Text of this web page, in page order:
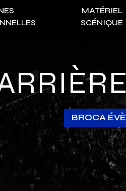
MATÉRIEL
SCÉNIQUE
BROCA